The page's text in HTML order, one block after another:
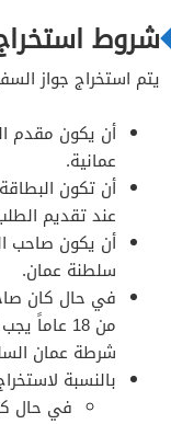
شروط
يتم استخراج جواز
أن يكون مقدم
عمانية.
أن تكون
عند تقديم
أن يكون صاحب
سلطنة عمان.
في حال كان
من 18
شرطة عمان
بالنسبة
في حال